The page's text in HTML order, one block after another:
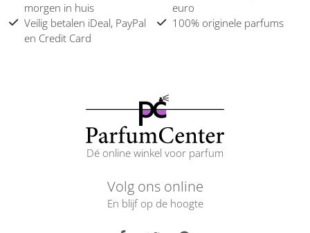
morgen in huis
euro
Veilig betalen iDeal, PayPal
en Credit Card
100% originele parfums
Dé online winkel voor parfum
Volg ons online
En blijf op de hoogte